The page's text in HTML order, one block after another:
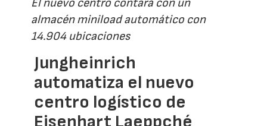
almacén miniload automático con
14.904 ubicaciones
Jungheinrich
automatiza el nuevo
centro logístico de
Eisenhart Laeppché